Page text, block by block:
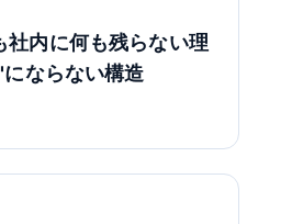
社内に何も残らない理
ならない構造